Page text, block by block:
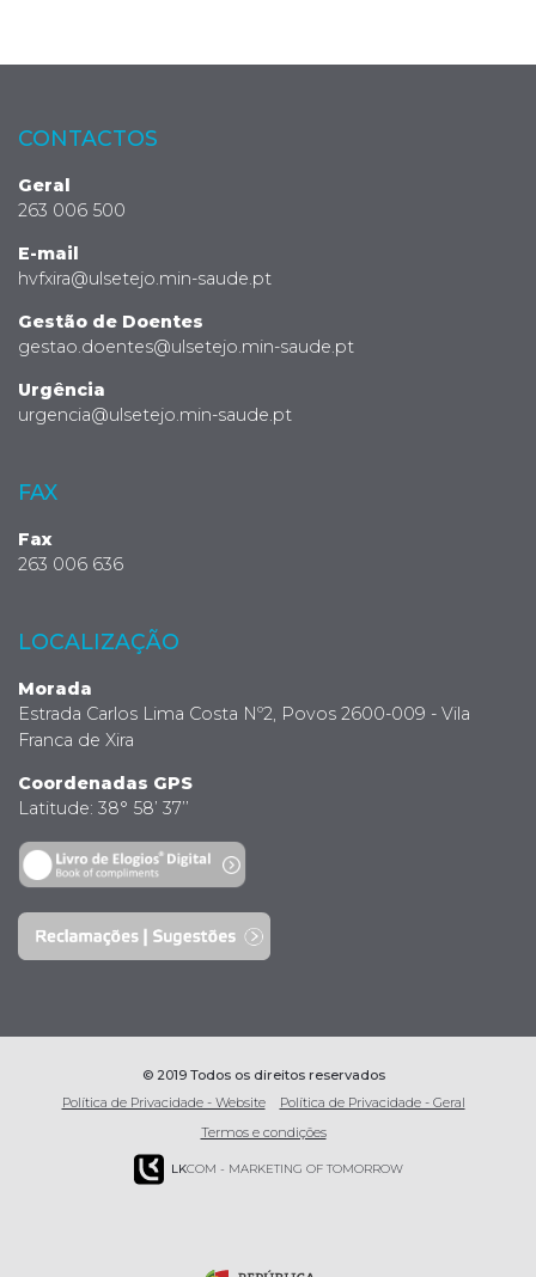
CONTACTOS
Geral
263 006 500
E-mail
hvfxira@ulsetejo.min-saude.pt
Gestão de Doentes
gestao.doentes@ulsetejo.min-saude.pt
Urgência
urgencia@ulsetejo.min-saude.pt
FAX
Fax
263 006 636
LOCALIZAÇÃO
Morada
Estrada Carlos Lima Costa Nº2, Povos 2600-009 - Vila
Franca de Xira
Coordenadas GPS
Latitude: 38° 58’ 37’’
© 2019 Todos os direitos reservados
Política de Privacidade - Website
Política de Privacidade - Geral
Termos e condições
LKCOM - MARKETING OF TOMORROW